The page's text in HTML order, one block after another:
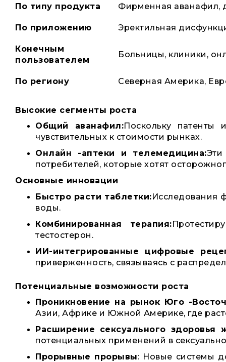
По типу продукта Фирменная аванафил,
По приложению Эректильная
Конечным
пользователем
Больницы, клиники,
По региону Северная Америка,
Высокие сегменты роста
Общий аванафил:Поскольку патенты
чувствительных к стоимости рынках.
Онлайн -аптеки и телемедицина:
потребителей, которые хотят
Основные инновации
Быстро расти таблетки:Исследования
воды.
Комбинированная терапия:
тестостерон.
ИИ-интегрированные цифровые
приверженность, связываясь с
Потенциальные возможности роста
Проникновение на рынок Юго -
Азии, Африке и Южной Америке, где
Расширение сексуального здоровья
потенциальных применений в
Прорывные прорывы: Новые системы